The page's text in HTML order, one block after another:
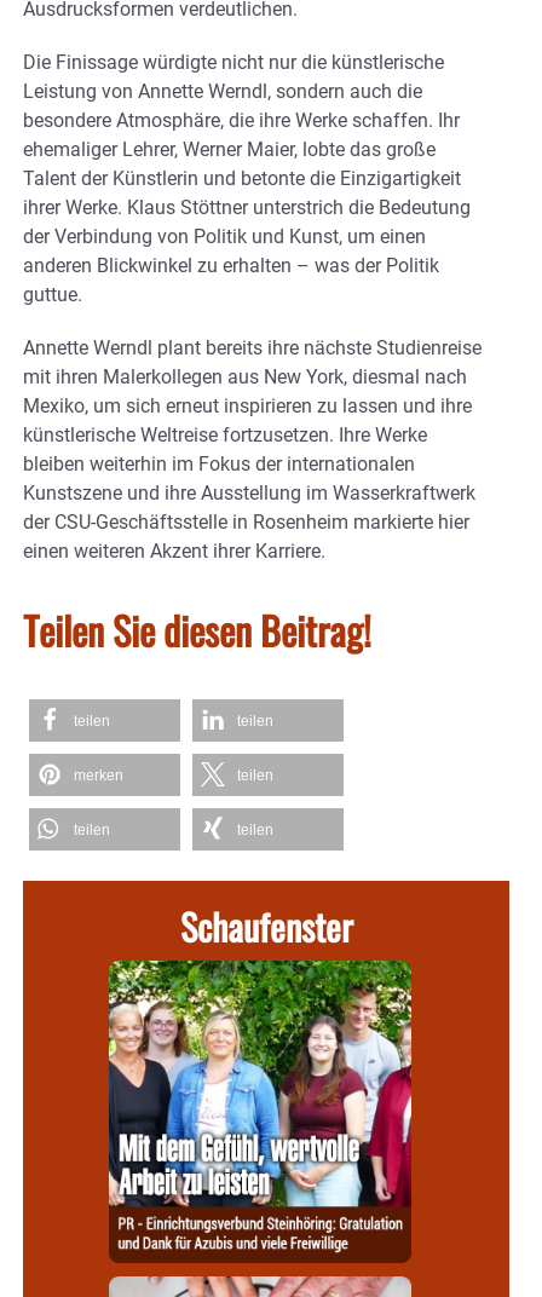
Ausdrucksformen verdeutlichen.
Die Finissage würdigte nicht nur die künstlerische
Leistung von Annette Werndl, sondern auch die
besondere Atmosphäre, die ihre Werke schaffen. Ihr
ehemaliger Lehrer, Werner Maier, lobte das große
Talent der Künstlerin und betonte die Einzigartigkeit
ihrer Werke. Klaus Stöttner unterstrich die Bedeutung
der Verbindung von Politik und Kunst, um einen
anderen Blickwinkel zu erhalten – was der Politik
guttue.
Annette Werndl plant bereits ihre nächste Studienreise
mit ihren Malerkollegen aus New York, diesmal nach
Mexiko, um sich erneut inspirieren zu lassen und ihre
künstlerische Weltreise fortzusetzen. Ihre Werke
bleiben weiterhin im Fokus der internationalen
Kunstszene und ihre Ausstellung im Wasserkraftwerk
der CSU-Geschäftsstelle in Rosenheim markierte hier
einen weiteren Akzent ihrer Karriere.
Teilen Sie diesen Beitrag!
teilen teilen
merken teilen
teilen teilen
Schaufenster